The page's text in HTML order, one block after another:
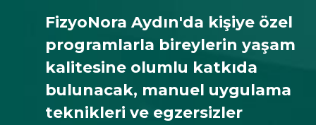
FizyoNora Aydın'da kişiye özel
programlarla bireylerin yaşam
kalitesine olumlu katkıda
bulunacak, manuel uygulama
teknikleri ve egzersizler